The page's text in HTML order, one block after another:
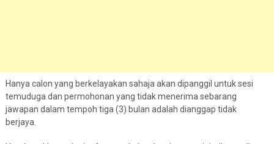
Hanya calon yang berkelayakan sahaja akan dipanggil untuk sesi
temuduga dan permohonan yang tidak menerima sebarang
jawapan dalam tempoh tiga (3) bulan adalah dianggap tidak
berjaya.